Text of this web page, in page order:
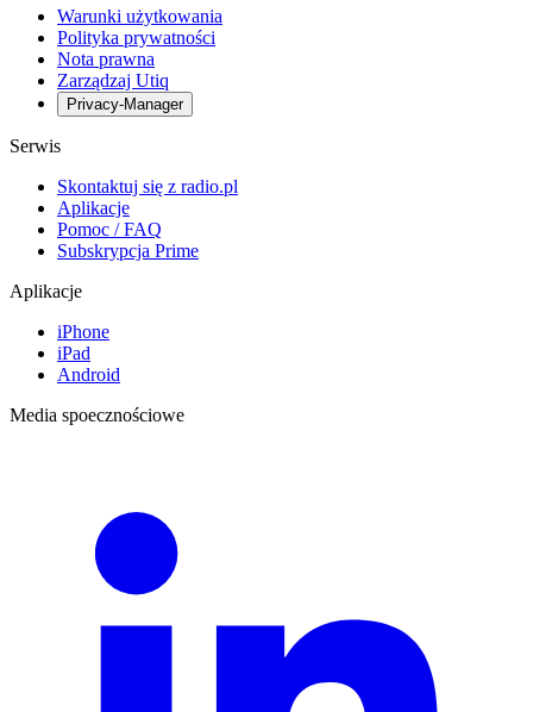
Warunki użytkowania
Polityka prywatności
Nota prawna
Zarządzaj Utiq
Privacy-Manager
Serwis
Skontaktuj się z radio.pl
Aplikacje
Pomoc / FAQ
Subskrypcja Prime
Aplikacje
iPhone
iPad
Android
Media spoecznościowe